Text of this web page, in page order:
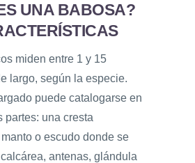
UNA BABOSA?
miden entre 1 y 15
largo, según la especie.
puede catalogarse en
partes: una cresta
o escudo donde se
antenas, glándula